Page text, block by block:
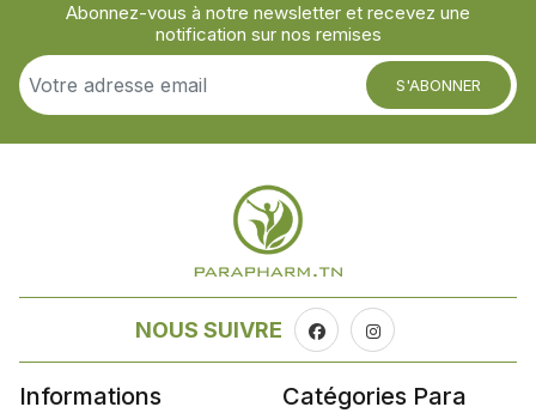
Abonnez-vous à notre newsletter et recevez une
notification sur nos remises
S'ABONNER
NOUS SUIVRE
Informations Catégories Para